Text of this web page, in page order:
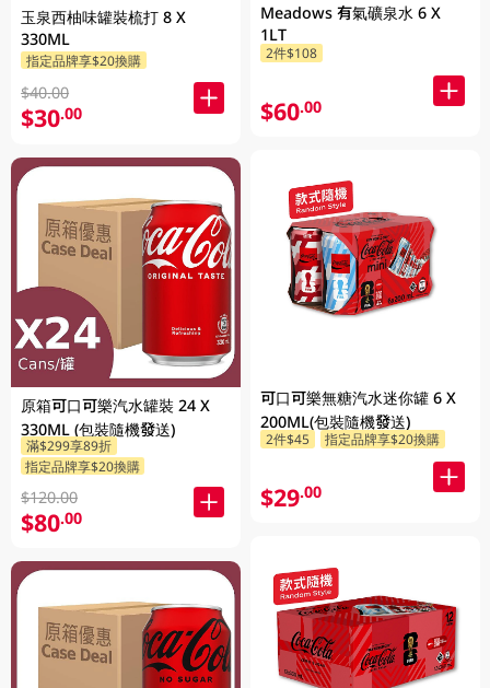
玉泉西柚味罐裝梳打 8 X
330ML
指定品牌享$20換購
$40.00
$30.00
原箱可口可樂汽水罐裝 24 X
330ML (包裝隨機發送)
滿$299享89折
指定品牌享$20換購
$120.00
$80.00
Meadows 有氣礦泉水 6 X
1LT
2件$108
$60.00
可口可樂無糖汽水迷你罐 6 X
200ML(包裝隨機發送)
2件$45 指定品牌享$20換購
$29.00